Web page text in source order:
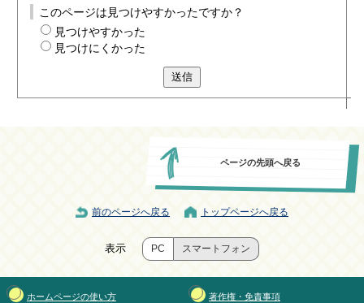
このページは見つけやすかったですか？
見つけやすかった
見つけにくかった
送信
ページの先頭へ戻る
前のページへ戻る トップページへ戻る
表示 PC スマートフォン
ホームページの使い方 著作権・免責事項